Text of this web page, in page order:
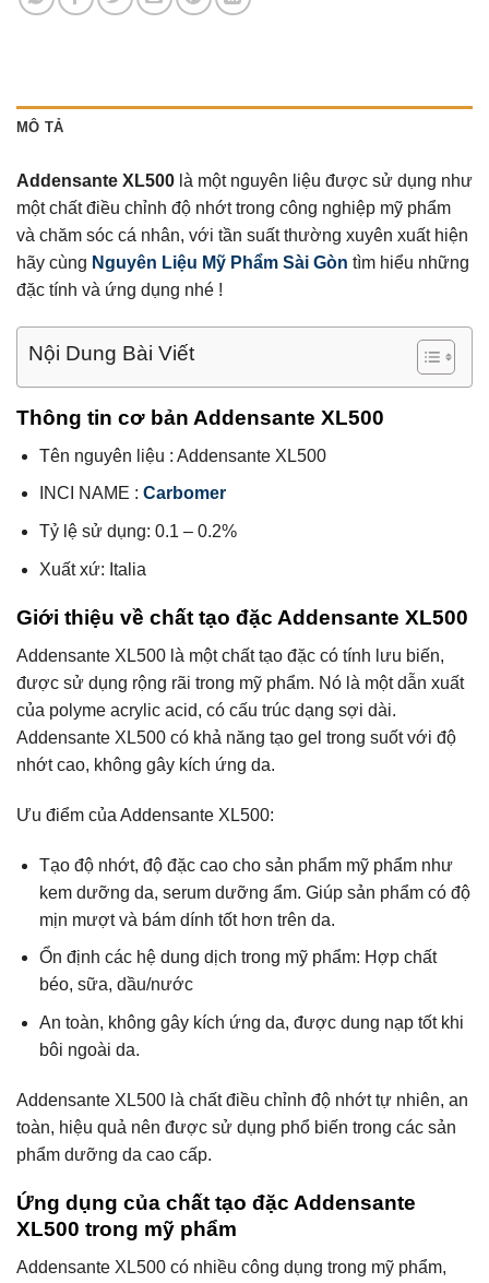
MÔ TẢ
Addensante XL500 là một nguyên liệu được sử dụng như
một chất điều chỉnh độ nhớt trong công nghiệp mỹ phẩm
và chăm sóc cá nhân, với tần suất thường xuyên xuất hiện
hãy cùng Nguyên Liệu Mỹ Phẩm Sài Gòn tìm hiểu những
đặc tính và ứng dụng nhé !
Nội Dung Bài Viết
Thông tin cơ bản Addensante XL500
Tên nguyên liệu : Addensante XL500
INCI NAME : Carbomer
Tỷ lệ sử dụng: 0.1 – 0.2%
Xuất xứ: Italia
Giới thiệu về chất tạo đặc Addensante XL500
Addensante XL500 là một chất tạo đặc có tính lưu biến,
được sử dụng rộng rãi trong mỹ phẩm. Nó là một dẫn xuất
của polyme acrylic acid, có cấu trúc dạng sợi dài.
Addensante XL500 có khả năng tạo gel trong suốt với độ
nhớt cao, không gây kích ứng da.
Ưu điểm của Addensante XL500:
Tạo độ nhớt, độ đặc cao cho sản phẩm mỹ phẩm như
kem dưỡng da, serum dưỡng ẩm. Giúp sản phẩm có độ
mịn mượt và bám dính tốt hơn trên da.
Ổn định các hệ dung dịch trong mỹ phẩm: Hợp chất
béo, sữa, dầu/nước
An toàn, không gây kích ứng da, được dung nạp tốt khi
bôi ngoài da.
Addensante XL500 là chất điều chỉnh độ nhớt tự nhiên, an
toàn, hiệu quả nên được sử dụng phổ biến trong các sản
phẩm dưỡng da cao cấp.
Ứng dụng của chất tạo đặc Addensante
XL500 trong mỹ phẩm
Addensante XL500 có nhiều công dụng trong mỹ phẩm,